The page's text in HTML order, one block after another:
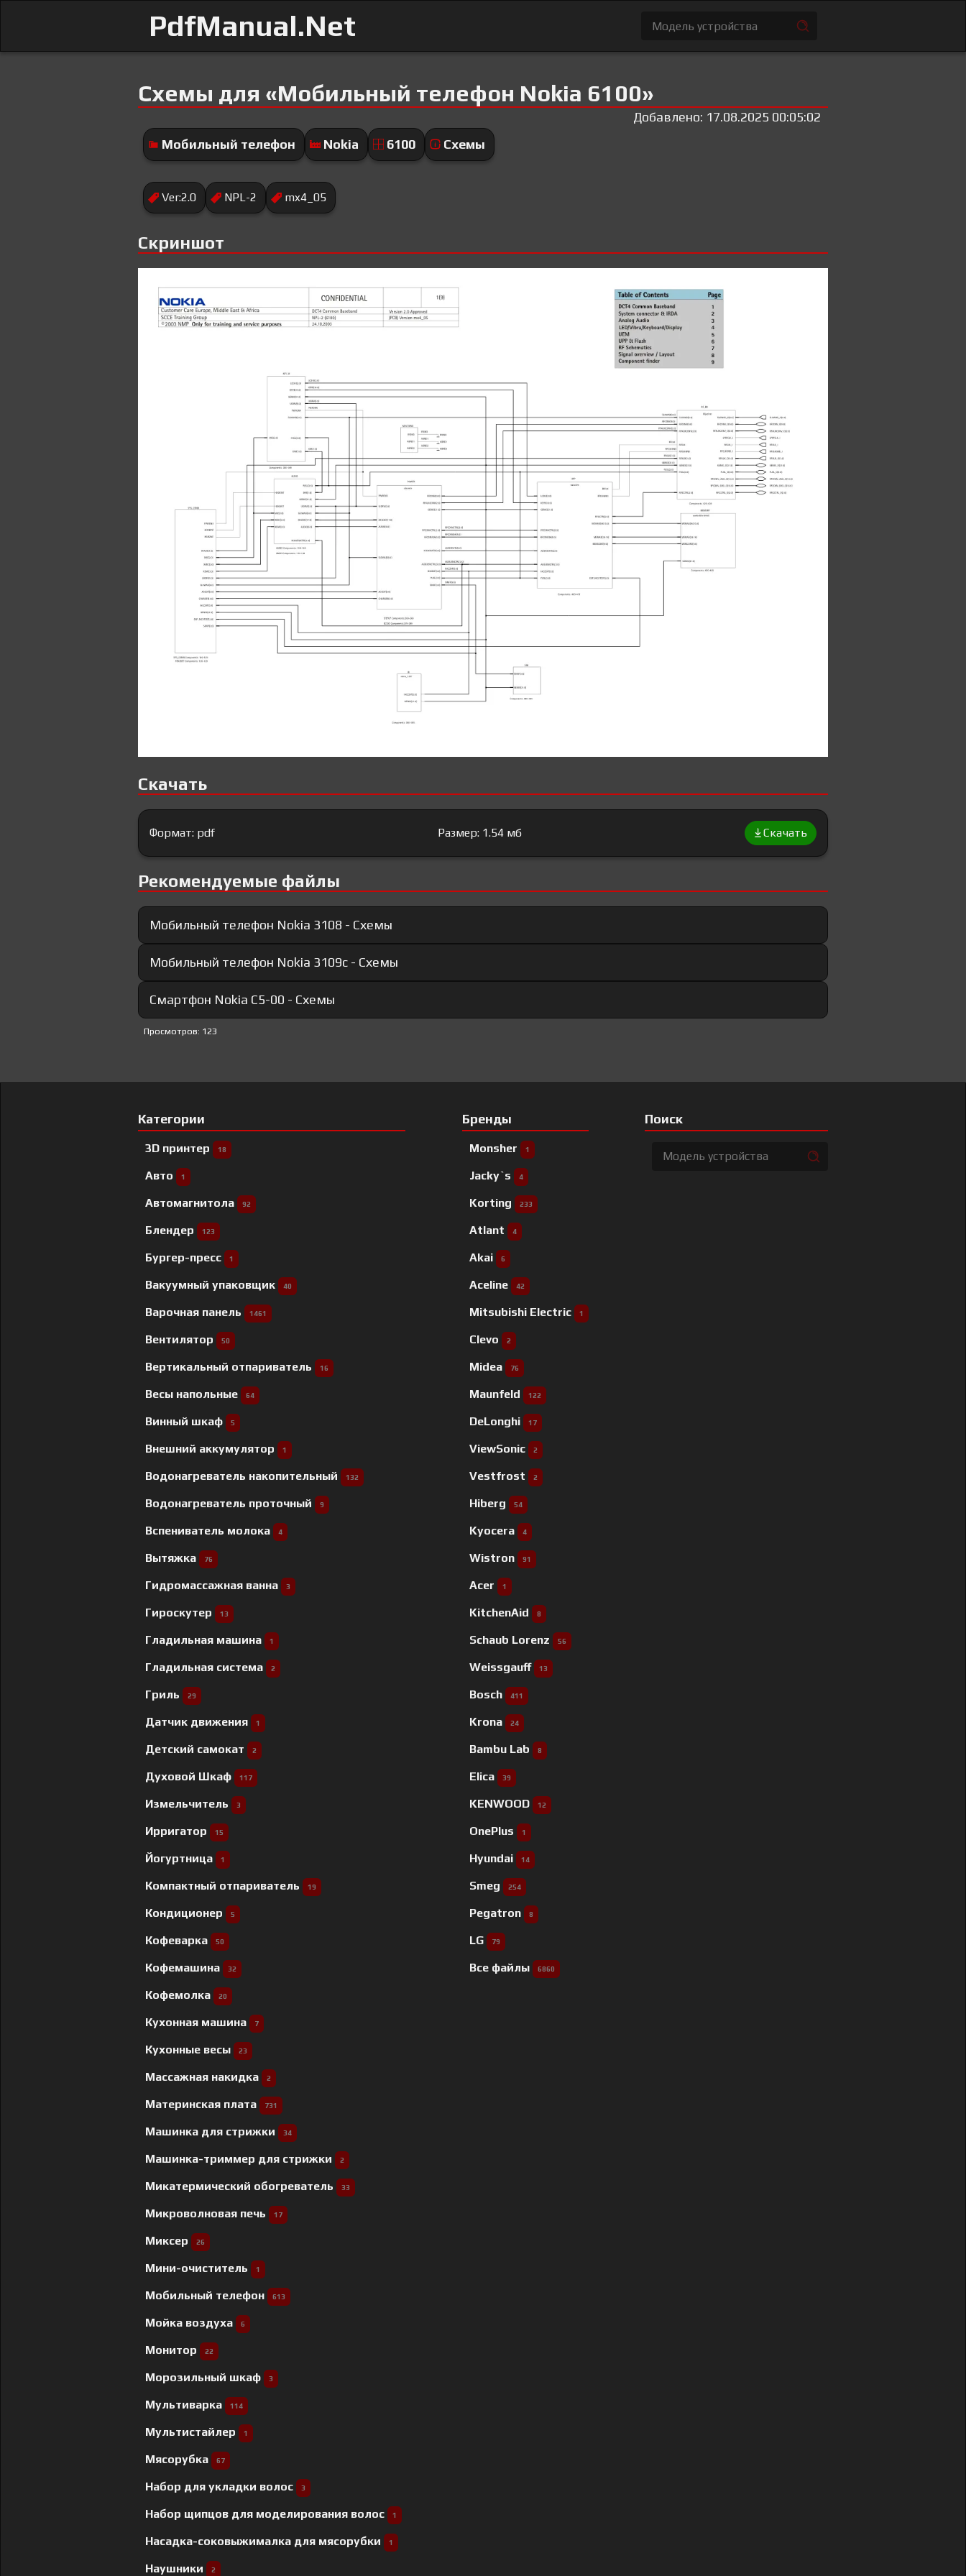
PdfManual.Net
Схемы для «Мобильный телефон Nokia 6100»
Добавлено: 17.08.2025 00:05:02
Мобильный телефон
Nokia 6100 Схемы
Ver:2.0 NPL-2 mx4_05
Скриншот
Скачать
Формат: pdf Размер: 1.54 мб Скачать
Рекомендуемые файлы
Мобильный телефон Nokia 3108 - Схемы
Мобильный телефон Nokia 3109c - Схемы
Смартфон Nokia C5-00 - Схемы
Просмотров: 123
Категории
3D принтер 18
Авто 1
Автомагнитола 92
Блендер 123
Бургер-пресс 1
Вакуумный упаковщик 40
Варочная панель 1461
Вентилятор 50
Вертикальный отпариватель 16
Весы напольные 64
Винный шкаф 5
Внешний аккумулятор 1
Водонагреватель накопительный 132
Водонагреватель проточный 9
Вспениватель молока 4
Вытяжка 76
Гидромассажная ванна 3
Гироскутер 13
Гладильная машина 1
Гладильная система 2
Гриль 29
Датчик движения 1
Детский самокат 2
Духовой Шкаф 117
Измельчитель 3
Ирригатор 15
Йогуртница 1
Компактный отпариватель 19
Кондиционер 5
Кофеварка 50
Кофемашина 32
Кофемолка 20
Кухонная машина 7
Кухонные весы 23
Массажная накидка 2
Материнская плата 731
Машинка для стрижки 34
Машинка-триммер для стрижки 2
Микатермический обогреватель 33
Микроволновая печь 17
Миксер 26
Мини-очиститель 1
Мобильный телефон 613
Мойка воздуха 6
Монитор 22
Морозильный шкаф 3
Мультиварка 114
Мультистайлер 1
Мясорубка 67
Набор для укладки волос 3
Набор щипцов для моделирования волос 1
Насадка-соковыжималка для мясорубки 1
Наушники 2
Бренды
Monsher 1
Jacky`s 4
Korting 233
Atlant 4
Akai 6
Aceline 42
Mitsubishi Electric 1
Clevo 2
Midea 76
Maunfeld 122
DeLonghi 17
ViewSonic 2
Vestfrost 2
Hiberg 54
Kyocera 4
Wistron 91
Acer 1
KitchenAid 8
Schaub Lorenz 56
Weissgauff 13
Bosch 411
Krona 24
Bambu Lab 8
Elica 39
KENWOOD 12
OnePlus 1
Hyundai 14
Smeg 254
Pegatron 8
LG 79
Все файлы 6860
Поиск